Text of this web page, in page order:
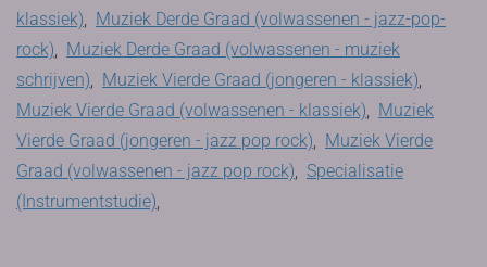
klassiek), Muziek Derde Graad (volwassenen - jazz-pop-
rock), Muziek Derde Graad (volwassenen - muziek
schrijven), Muziek Vierde Graad (jongeren - klassiek),
Muziek Vierde Graad (volwassenen - klassiek), Muziek
Vierde Graad (jongeren - jazz pop rock), Muziek Vierde
Graad (volwassenen - jazz pop rock), Specialisatie
(Instrumentstudie),